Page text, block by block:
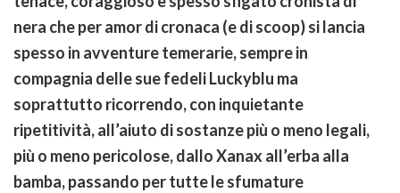
nera che per amor di cronaca (e di scoop) si lancia
spesso in avventure temerarie, sempre in
compagnia delle sue fedeli Luckyblu ma
soprattutto ricorrendo, con inquietante
ripetitività, all’aiuto di sostanze più o meno legali,
più o meno pericolose, dallo Xanax all’erba alla
bamba, passando per tutte le sfumature